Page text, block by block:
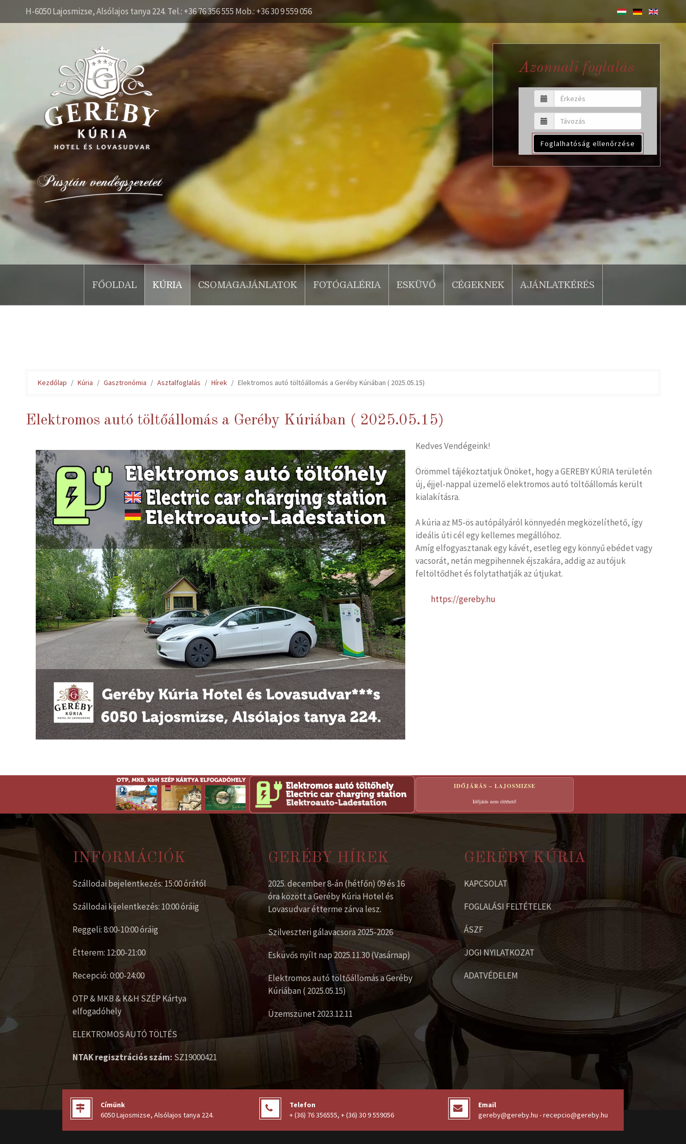
H-6050 Lajosmizse, Alsólajos tanya 224. Tel.: +36 76 356 555 Mob.: +36 30 9 559 056
Azonnali foglalás
Foglalhatóság ellenőrzése
FŐOLDAL KÚRIA CSOMAGAJÁNLATOK FOTÓGALÉRIA ESKÜVŐ CÉGEKNEK AJÁNLATKÉRÉS
Kezdőlap Kúria Gasztronómia Asztalfoglalás Hírek Elektromos autó töltőállomás a Geréby Kúriában ( 2025.05.15)
Elektromos autó töltőállomás a Geréby Kúriában ( 2025.05.15)
Kedves Vendégeink!
Örömmel tájékoztatjuk Önöket, hogy a GEREBY KÚRIA területén
új, éjjel-nappal üzemelő elektromos autó töltőállomás került
kialakításra.
A kúria az M5-ös autópályáról könnyedén megközelíthető, így
ideális úti cél egy kellemes megállóhoz.
Amíg elfogyasztanak egy kávét, esetleg egy könnyű ebédet vagy
vacsorát, netán megpihennek éjszakára, addig az autójuk
feltöltődhet és folytathatják az útjukat.
https://gereby.hu
IDŐJÁRÁS – LAJOSMIZSE
Időjárás nem elérhető
INFORMÁCIÓK
Szállodai bejelentkezés: 15:00 órától
Szállodai kijelentkezés: 10:00 óráig
Reggeli: 8:00-10:00 óráig
Étterem: 12:00-21:00
Recepció: 0:00-24:00
OTP & MKB & K&H SZÉP Kártya
elfogadóhely
ELEKTROMOS AUTÓ TÖLTÉS
NTAK regisztrációs szám: SZ19000421
GERÉBY HÍREK
2025. december 8-án (hétfőn) 09 és 16
óra között a Geréby Kúria Hotel és
Lovasudvar étterme zárva lesz.
Szilveszteri gálavacsora 2025-2026
Esküvős nyílt nap 2025.11.30 (Vasárnap)
Elektromos autó töltőállomás a Geréby
Kúriában ( 2025.05.15)
Üzemszünet 2023.12.11
GERÉBY KÚRIA
KAPCSOLAT
FOGLALÁSI FELTÉTELEK
ÁSZF
JOGI NYILATKOZAT
ADATVÉDELEM
Címünk
6050 Lajosmizse, Alsólajos tanya 224.
Telefon
+ (36) 76 356555, + (36) 30 9 559056
Email
gereby@gereby.hu - recepcio@gereby.hu